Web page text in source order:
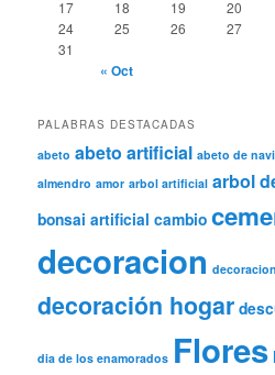
17
18 19 20
24
25 26 27
31
« Oct
PALABRAS DESTACADAS
abeto abeto artificial abeto de
almendro amor arbol artificial arbol
bonsai artificial cambio
decoracion
decoración hogar
dia de los enamorados Flores